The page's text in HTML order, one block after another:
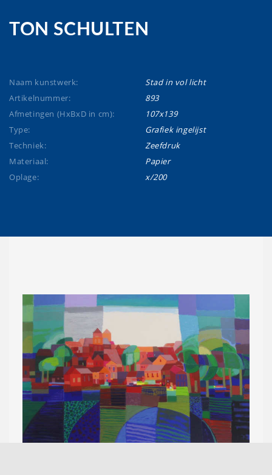
TON SCHULTEN
Naam kunstwerk:
Stad in vol licht
Artikelnummer:
893
Afmetingen (HxBxD in cm):
107x139
Type:
Grafiek ingelijst
Techniek:
Zeefdruk
Materiaal:
Papier
Oplage:
x/200